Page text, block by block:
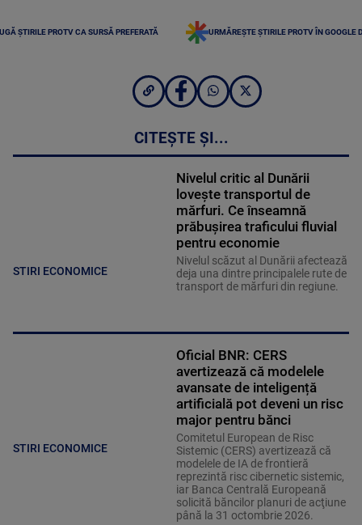
ȘTIRILE PROTV CA SURSĂ PREFERATĂ URMĂREȘTE ȘTIRILE PROTV ÎN GOOGLE
CITEȘTE ȘI...
STIRI ECONOMICE
Nivelul critic al Dunării
lovește transportul de
mărfuri. Ce înseamnă
prăbușirea traficului fluvial
pentru economie
Nivelul scăzut al Dunării afectează
deja una dintre principalele rute de
transport de mărfuri din regiune.
STIRI ECONOMICE
Oficial BNR: CERS
avertizează că modelele
avansate de inteligență
artificială pot deveni un risc
major pentru bănci
Comitetul European de Risc
Sistemic (CERS) avertizează că
modelele de IA de frontieră
reprezintă risc cibernetic sistemic,
iar Banca Centrală Europeană
solicită băncilor planuri de acţiune
până la 31 octombrie 2026.